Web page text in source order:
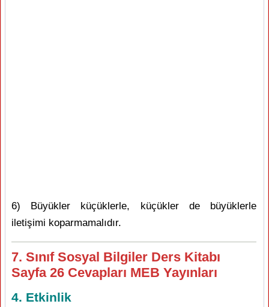
6) Büyükler küçüklerle, küçükler de büyüklerle
iletişimi koparmamalıdır.
7. Sınıf Sosyal Bilgiler Ders Kitabı
Sayfa 26 Cevapları MEB Yayınları
4. Etkinlik